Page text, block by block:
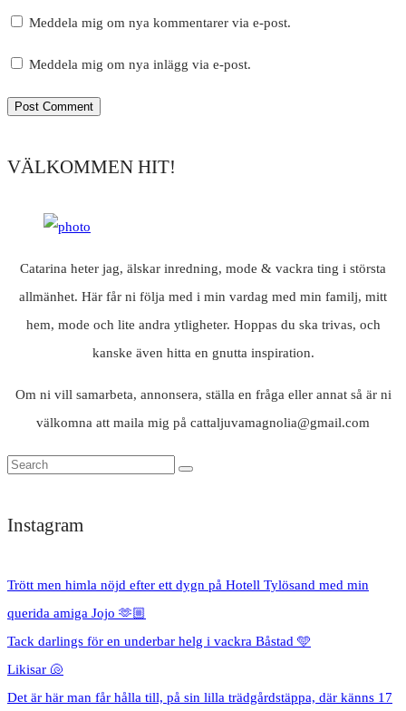
Meddela mig om nya kommentarer via e-post.
Meddela mig om nya inlägg via e-post.
VÄLKOMMEN HIT!
Catarina heter jag, älskar inredning, mode & vackra ting i största
allmänhet. Här får ni följa med i min vardag med min familj, mitt
hem, mode och lite andra ytligheter. Hoppas du ska trivas, och
kanske även hitta en gnutta inspiration.
Om ni vill samarbeta, annonsera, ställa en fråga eller annat så är ni
välkomna att maila mig på cattaljuvamagnolia@gmail.com
Instagram
Trött men himla nöjd efter ett dygn på Hotell Tylösand med min
querida amiga Jojo 🫶🏼
Tack darlings för en underbar helg i vackra Båstad 🩵
Likisar 🐚
Det är här man får hålla till, på sin lilla trädgårdstäppa, där känns 17